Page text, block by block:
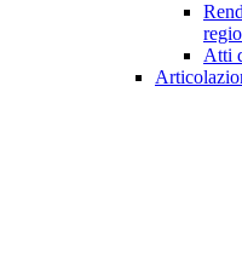
Atti